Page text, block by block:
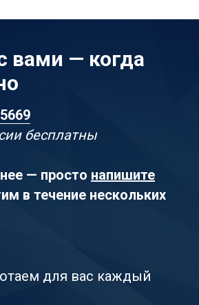
вами — когда
бесплатны
— просто напишите
в течение нескольких
для вас каждый